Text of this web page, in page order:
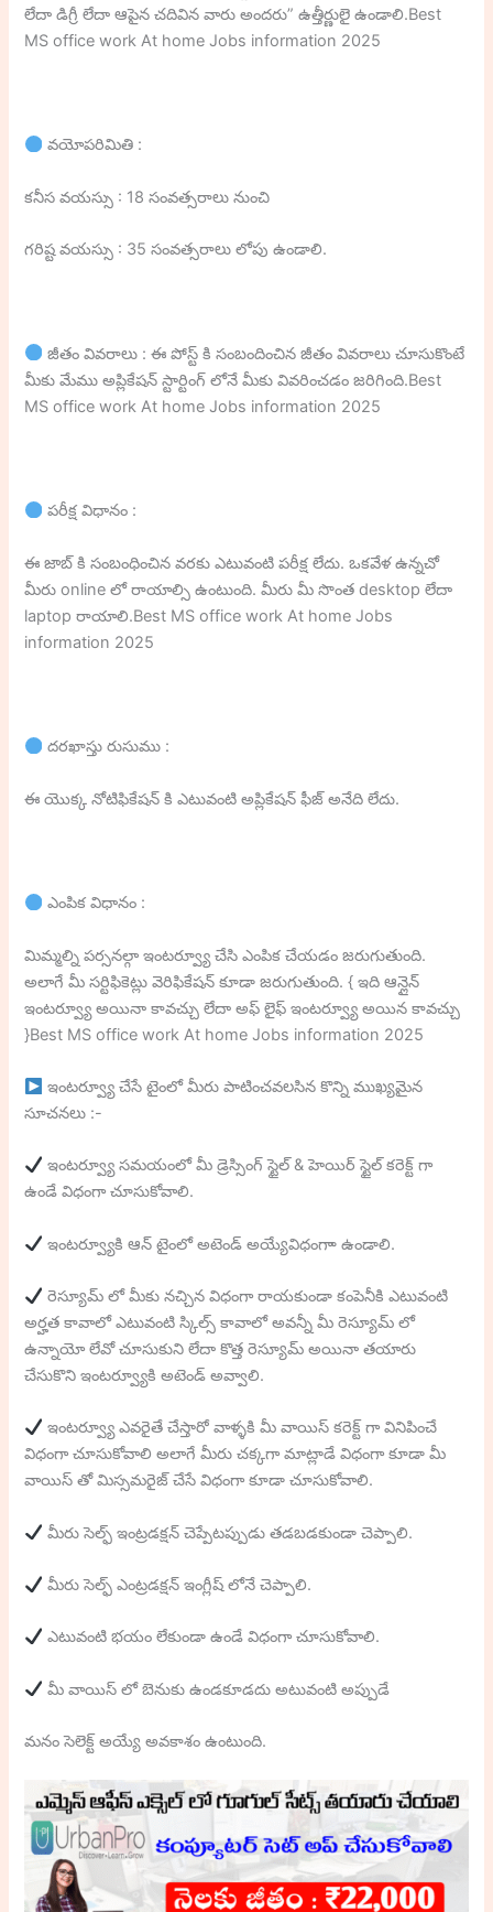
లేదా డిగ్రీ లేదా ఆపైన చదివిన వారు అందరు” ఉత్తీర్ణులై ఉండాలి.Best
MS office work At home Jobs information 2025
వయోపరిమితి :
కనీస వయస్సు : 18 సంవత్సరాలు నుంచి
గరిష్ట వయస్సు : 35 సంవత్సరాలు లోపు ఉండాలి.
జీతం వివరాలు : ఈ పోస్ట్ కి సంబందించిన జీతం వివరాలు చూసుకొంటే
మీకు మేము అప్లికేషన్ స్టార్టింగ్ లోనే మీకు వివరించడం జరిగింది.Best
MS office work At home Jobs information 2025
పరీక్ష విధానం :
ఈ జాబ్ కి సంబంధించిన వరకు ఎటువంటి పరీక్ష లేదు. ఒకవేళ ఉన్నచో
మీరు online లో రాయాల్సి ఉంటుంది. మీరు మీ సొంత desktop లేదా
laptop రాయాలి.Best MS office work At home Jobs
information 2025
దరఖాస్తు రుసుము :
ఈ యొక్క నోటిఫికేషన్ కి ఎటువంటి అప్లికేషన్ ఫీజ్ అనేది లేదు.
ఎంపిక విధానం :
మిమ్మల్ని పర్సనల్గా ఇంటర్వ్యూ చేసి ఎంపిక చేయడం జరుగుతుంది.
అలాగే మీ సర్టిఫికెట్లు వెరిఫికేషన్ కూడా జరుగుతుంది. { ఇది ఆన్లైన్
ఇంటర్వ్యూ అయినా కావచ్చు లేదా అఫ్ లైఫ్ ఇంటర్వ్యూ అయిన కావచ్చు
}Best MS office work At home Jobs information 2025
ఇంటర్వ్యూ చేసే టైంలో మీరు పాటించవలసిన కొన్ని ముఖ్యమైన
సూచనలు :-
ఇంటర్వ్యూ సమయంలో మీ డ్రెస్సింగ్ స్టైల్ & హెయిర్ స్టైల్ కరెక్ట్ గా
ఉండే విధంగా చూసుకోవాలి.
ఇంటర్వ్యూకి ఆన్ టైంలో అటెండ్ అయ్యేవిధంగాా ఉండాలి.
రెస్యూమ్ లో మీకు నచ్చిన విధంగా రాయకుండా కంపెనీకి ఎటువంటి
అర్హత కావాలో ఎటువంటి స్కిల్స్ కావాలో అవన్నీ మీ రెస్యూమ్ లో
ఉన్నాయో లేవో చూసుకుని లేదా కొత్త రెస్యూమ్ అయినా తయారు
చేసుకొని ఇంటర్వ్యూకి అటెండ్ అవ్వాలి.
ఇంటర్వ్యూ ఎవరైతే చేస్తారో వాళ్ళకి మీ వాయిస్ కరెక్ట్ గా వినిపించే
విధంగా చూసుకోవాలి అలాగే మీరు చక్కగా మాట్లాడే విధంగా కూడా మీ
వాయిస్ తో మిస్సమరైజ్ చేసే విధంగా కూడా చూసుకోవాలి.
మీరు సెల్ఫ్ ఇంట్రడక్షన్ చెప్పేటప్పుడు తడబడకుండా చెప్పాలి.
మీరు సెల్ఫ్ ఎంట్రడక్షన్ ఇంగ్లీష్ లోనే చెప్పాలి.
ఎటువంటి భయం లేకుండా ఉండే విధంగా చూసుకోవాలి.
మీ వాయిస్ లో బెనుకు ఉండకూడదు అటువంటి అప్పుడే
మనం సెలెక్ట్ అయ్యే అవకాశం ఉంటుంది.